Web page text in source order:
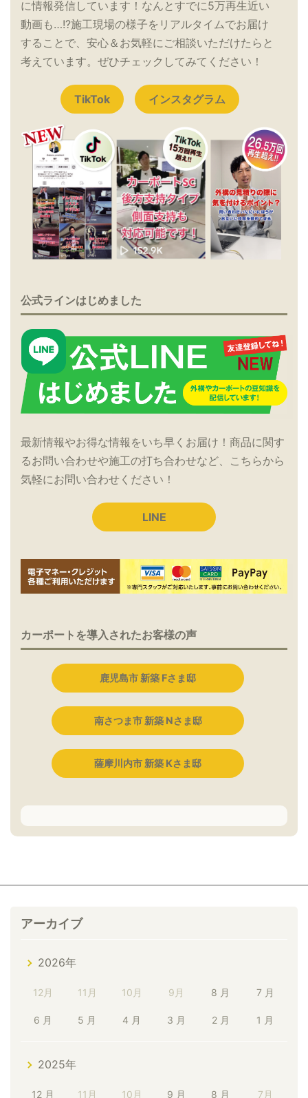
に情報発信しています！なんとすでに5万再生近い
動画も…!?施工現場の様子をリアルタイムでお届け
することで、安心＆お気軽にご相談いただけたらと
考えています。ぜひチェックしてみてください！
TikTok インスタグラム
公式ラインはじめました
最新情報やお得な情報をいち早くお届け！商品に関す
るお問い合わせや施工の打ち合わせなど、こちらから
気軽にお問い合わせください！
LINE
カーポートを導入されたお客様の声
鹿児島市 新築 Fさま邸
南さつま市 新築 Nさま邸
薩摩川内市 新築 Kさま邸
アーカイブ
2026年
12月 11月 10月 9月 8 月 7 月
6 月 5 月 4 月 3 月 2 月 1 月
2025年
12 月 11月 10月 9 月 8 月 7月